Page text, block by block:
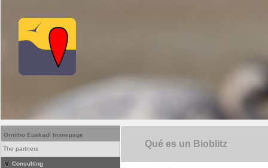
Ornitho Euskadi homepage
The partners
Consulting
Qué es un Bioblitz